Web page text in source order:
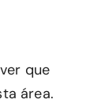
que
área.